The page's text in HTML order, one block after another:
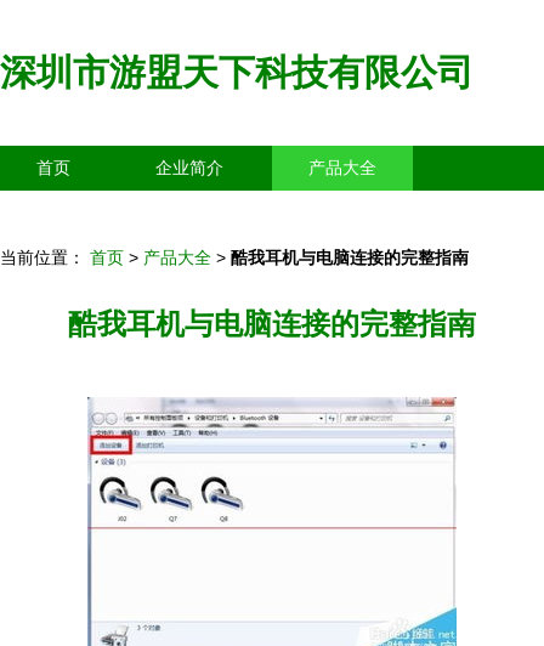
深圳市游盟天下科技有限公司
首页 企业简介 产品大全
当前位置： 首页 > 产品大全 > 酷我耳机与电脑连接的完整指南
酷我耳机与电脑连接的完整指南